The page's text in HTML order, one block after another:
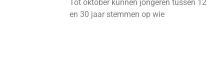
Tot oktober kunnen jongeren tussen 12
en 30 jaar stemmen op wie